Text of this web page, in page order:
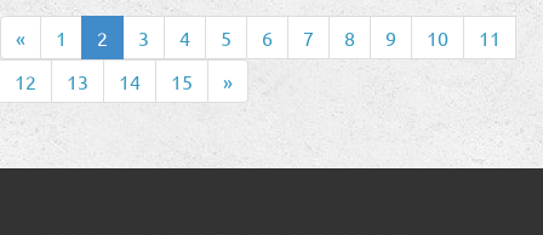
« 1 2 3 4 5 6 7 8 9 10
11
12
13 14 15 »